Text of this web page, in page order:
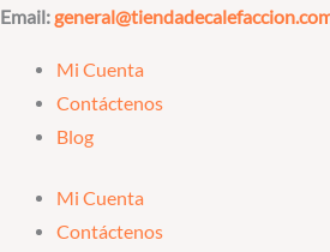
Ir
contenido
Email:
Mi Cuenta
Contáctenos
Blog
Mi Cuenta
Contáctenos